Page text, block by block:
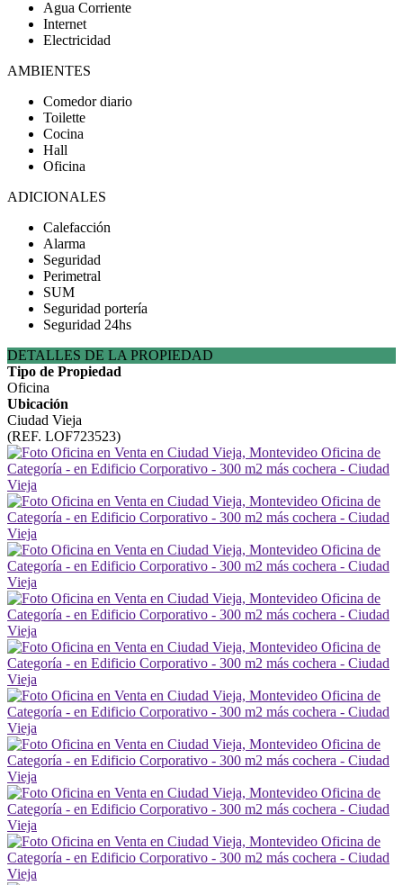
Agua Corriente
Internet
Electricidad
AMBIENTES
Comedor diario
Toilette
Cocina
Hall
Oficina
ADICIONALES
Calefacción
Alarma
Seguridad
Perimetral
SUM
Seguridad portería
Seguridad 24hs
DETALLES DE LA PROPIEDAD
Tipo de Propiedad
Oficina
Ubicación
Ciudad Vieja
(REF. LOF723523)